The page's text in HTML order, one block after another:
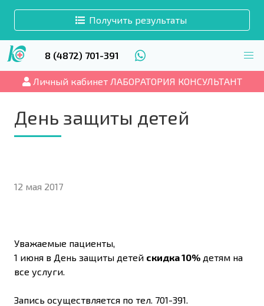
Получить результаты
8 (4872) 701-391
Личный кабинет ЛАБОРАТОРИЯ КОНСУЛЬТАНТ
День защиты детей
12 мая 2017
Уважаемые пациенты,
1 июня в День защиты детей скидка 10% детям на
все услуги.
Запись осуществляется по тел. 701-391.